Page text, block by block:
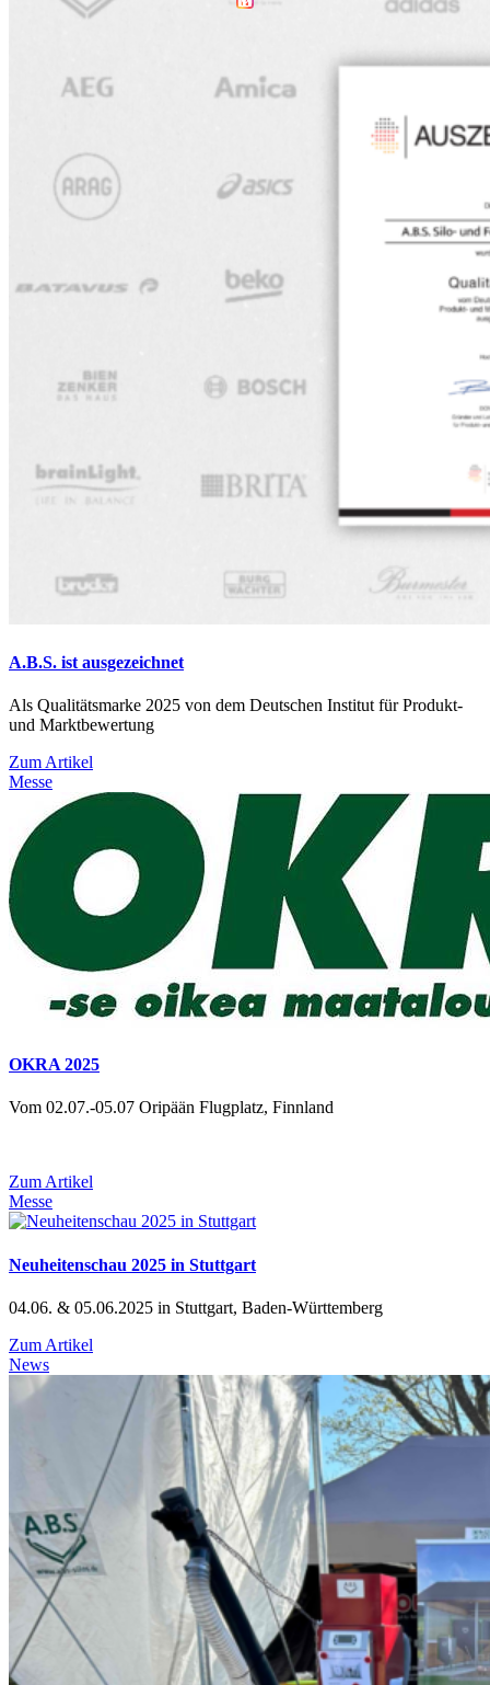
A.B.S. ist ausgezeichnet
Als Qualitätsmarke 2025 von dem Deutschen Institut für Produkt-
und Marktbewertung
Zum Artikel
Messe
OKRA 2025
Vom 02.07.-05.07 Oripään Flugplatz, Finnland
Zum Artikel
Messe
Neuheitenschau 2025 in Stuttgart
04.06. & 05.06.2025 in Stuttgart, Baden-Württemberg
Zum Artikel
News